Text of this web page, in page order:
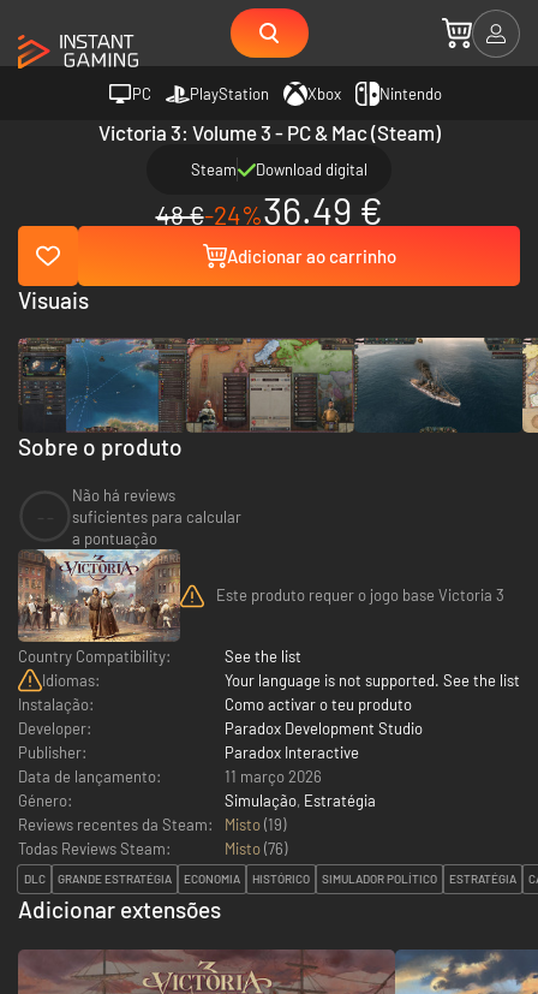
PC PlayStation Xbox Nintendo
Victoria 3: Volume 3 - PC & Mac (Steam)
Steam Download digital
48 €-24%36.49 €
Adicionar ao carrinho
Sobre o produto
Não há reviews
suficientes para calcular
a pontuação
Este produto requer o jogo base Victoria 3
Country Compatibility:
See the list
Idiomas:
Your language is not supported. See the list
Instalação:
Como activar o teu produto
Developer:
Paradox Development Studio
Publisher:
Paradox Interactive
Data de lançamento:
11 março 2026
Género:
Simulação, Estratégia
Reviews recentes da Steam:
Misto(19)
Todas Reviews Steam:
Misto(76)
DLC GRANDE ESTRATÉGIA ECONOMIA HISTÓRICO SIMULADOR POLÍTICO ESTRATÉGIA
Adicionar extensões
Visuais